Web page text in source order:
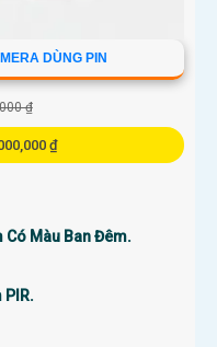
DÙNG PIN
₫
₫
Màu Ban Đêm.